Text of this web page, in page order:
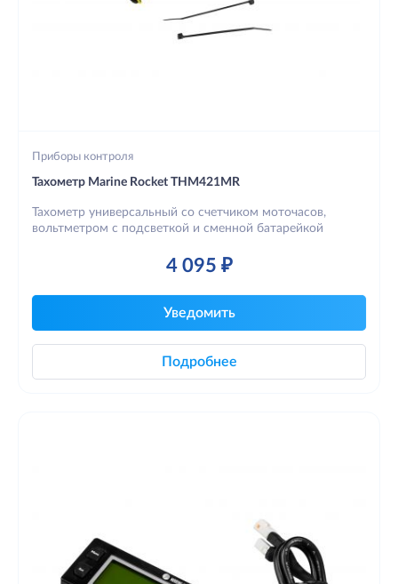
Приборы контроля
Тахометр Marine Rocket THM421MR
Тахометр универсальный со счетчиком моточасов,
вольтметром с подсветкой и сменной батарейкой
4 095 ₽
Уведомить
Подробнее